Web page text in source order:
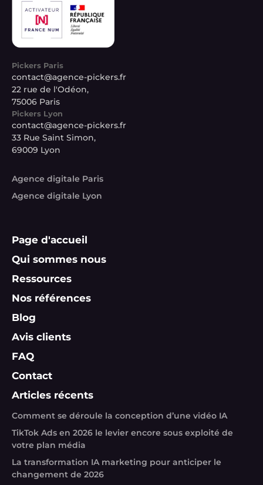
Pickers Paris
contact@agence-pickers.fr
22 rue de l'Odéon,
75006 Paris
Pickers Lyon
contact@agence-pickers.fr
33 Rue Saint Simon,
69009 Lyon
Agence digitale Paris
Agence digitale Lyon
Page d'accueil
Qui sommes nous
Ressources
Nos références
Blog
Avis clients
FAQ
Contact
Articles récents
Comment se déroule la conception d’une vidéo IA
TikTok Ads en 2026 le levier encore sous exploité de
votre plan média
La transformation IA marketing pour anticiper le
changement de 2026